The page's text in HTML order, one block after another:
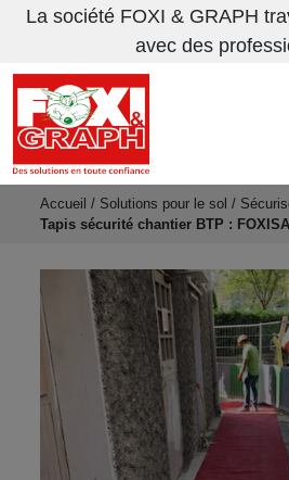
La société FOXI & GRAPH
avec des
Accueil / Solutions pour le sol /
Tapis sécurité chantier BTP :